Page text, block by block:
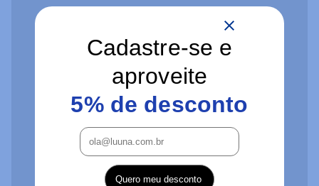
Cadastre-se e
aproveite
5% de desconto
Quero meu desconto